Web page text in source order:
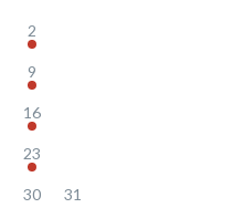
2
9
16
23
30 31